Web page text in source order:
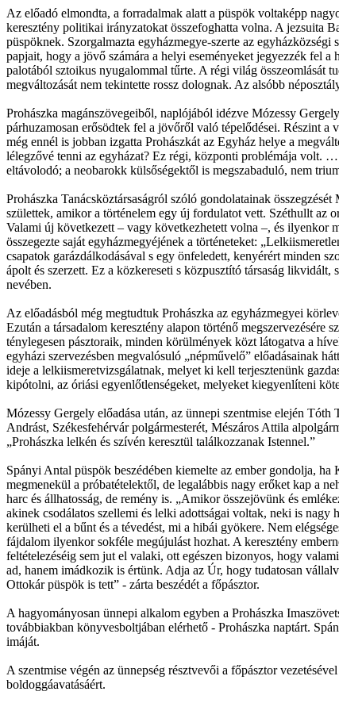
Az előadó elmondta, a forradalmak alatt a püspök voltaképp
keresztény politikai irányzatokat összefoghatta volna. A jezsuita
püspöknek. Szorgalmazta egyházmegye-szerte az
papjait, hogy a jövő számára a helyi eseményeket jegyezzék fel
palotából sztoikus nyugalommal tűrte. A régi világ összeomlását
megváltozását nem tekintette rossz dolognak. Az alsóbb
Prohászka magánszövegeiből, naplójából idézve Mózessy
párhuzamosan erősödtek fel a jövőről való tépelődései. Részint
még ennél is jobban izgatta Prohászkát az Egyház helye a
lélegzővé tenni az egyházat? Ez régi, központi problémája volt.
eltávolodó; a neobarokk külsőségektől is megszabaduló, nem
Prohászka Tanácsköztársaságról szóló gondolatainak
születtek, amikor a történelem egy új fordulatot vett. Széthullt az
Valami új következett – vagy következhetett volna –, és ilyenkor
összegezte saját egyházmegyéjének a történeteket:
csapatok garázdálkodásával s egy önfeledett, kenyérért minden
ápolt és szerzett. Ez a közkereseti s közpusztító társaság
nevében.
Az előadásból még megtudtuk Prohászka az egyházmegyei
Ezután a társadalom keresztény alapon történő
ténylegesen pásztoraik, minden körülmények közt látogatva a
egyházi szervezésben megvalósuló „népművelő” előadásainak
ideje a lelkiismeretvizsgálatnak, melyet ki kell terjesztenünk
kipótolni, az óriási egyenlőtlenségeket, melyeket kiegyenlíteni
Mózessy Gergely előadása után, az ünnepi szentmise elején
Andrást, Székesfehérvár polgármesterét, Mészáros Attila
„Prohászka lelkén és szívén keresztül találkozzanak Istennel.”
Spányi Antal püspök beszédében kiemelte az ember gondolja,
megmenekül a próbatételektől, de legalábbis nagy erőket kap a
harc és állhatosság, de remény is. „Amikor összejövünk és
akinek csodálatos szellemi és lelki adottságai voltak, neki is
kerülheti el a bűnt és a tévedést, mi a hibái gyökere. Nem
fájdalom ilyenkor sokféle megújulást hozhat. A keresztény
feltételezéséig sem jut el valaki, ott egészen bizonyos, hogy
ad, hanem imádkozik is értünk. Adja az Úr, hogy tudatosan
Ottokár püspök is tett” - zárta beszédét a főpásztor.
A hagyományosan ünnepi alkalom egyben a Prohászka
továbbiakban könyvesboltjában elérhető - Prohászka naptárt.
imáját.
A szentmise végén az ünnepség résztvevői a főpásztor
boldoggáavatásáért.